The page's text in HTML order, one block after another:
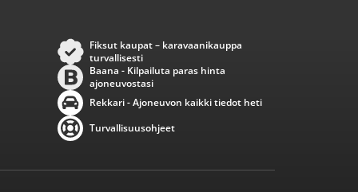
Fiksut kaupat – karavaanikauppa
turvallisesti
Baana - Kilpailuta paras hinta
ajoneuvostasi
Rekkari - Ajoneuvon kaikki tiedot heti
Turvallisuusohjeet